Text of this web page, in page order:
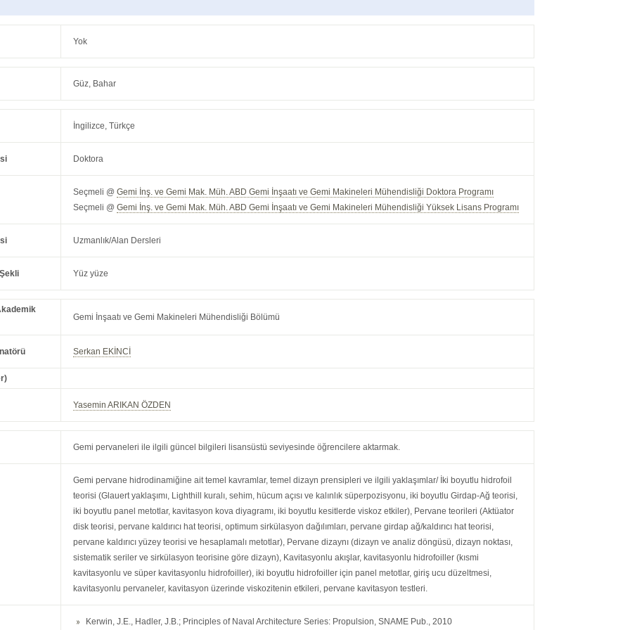
Yok
Güz, Bahar
İngilizce, Türkçe
Doktora
Seçmeli @Gemi İnş. ve Gemi Mak. Müh. ABD Gemi İnşaatı ve Gemi Makineleri Mühendisliği Doktora Programı
Seçmeli @Gemi İnş. ve Gemi Mak. Müh. ABD Gemi İnşaatı ve Gemi Makineleri Mühendisliği Yüksek Lisans Programı
Uzmanlık/Alan Dersleri
Yüz yüze
Gemi İnşaatı ve Gemi Makineleri Mühendisliği Bölümü
Serkan EKİNCİ
Yasemin ARIKAN ÖZDEN
Gemi pervaneleri ile ilgili güncel bilgileri lisansüstü seviyesinde öğrencilere aktarmak.
Gemi pervane hidrodinamiğine ait temel kavramlar, temel dizayn prensipleri ve ilgili yaklaşımlar/ İki boyutlu hidrofoil
teorisi (Glauert yaklaşımı, Lighthill kuralı, sehim, hücum açısı ve kalınlık süperpozisyonu, iki boyutlu Girdap-Ağ teorisi,
iki boyutlu panel metotlar, kavitasyon kova diyagramı, iki boyutlu kesitlerde viskoz etkiler), Pervane teorileri (Aktüator
disk teorisi, pervane kaldırıcı hat teorisi, optimum sirkülasyon dağılımları, pervane girdap ağ/kaldırıcı hat teorisi,
pervane kaldırıcı yüzey teorisi ve hesaplamalı metotlar), Pervane dizaynı (dizayn ve analiz döngüsü, dizayn noktası,
sistematik seriler ve sirkülasyon teorisine göre dizayn), Kavitasyonlu akışlar, kavitasyonlu hidrofoiller (kısmi
kavitasyonlu ve süper kavitasyonlu hidrofoiller), iki boyutlu hidrofoiller için panel metotlar, giriş ucu düzeltmesi,
kavitasyonlu pervaneler, kavitasyon üzerinde viskozitenin etkileri, pervane kavitasyon testleri.
Kerwin, J.E., Hadler, J.B.; Principles of Naval Architecture Series: Propulsion, SNAME Pub., 2010